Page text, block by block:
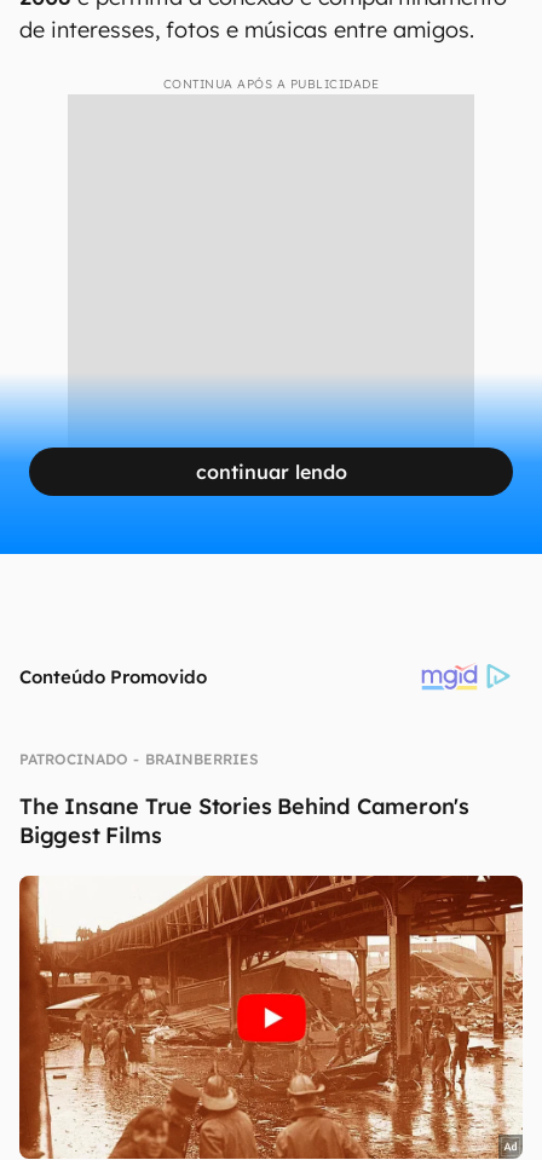
de interesses, fotos e músicas entre amigos.
CONTINUA APÓS A PUBLICIDADE
continuar lendo